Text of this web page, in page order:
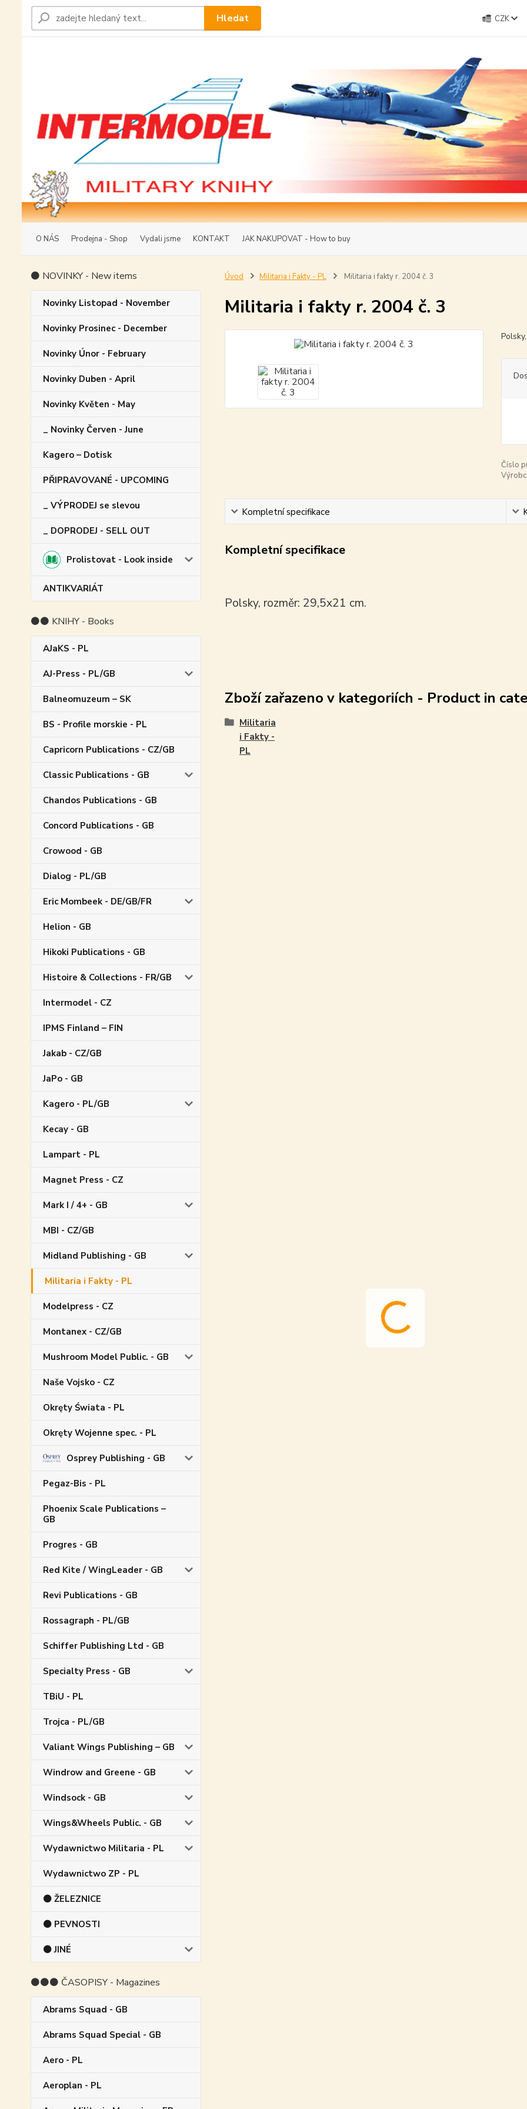
O NÁS Prodejna - Shop Vydali jsme KONTAKT JAK NAKUPOVAT - How to buy
CZK
Hledat
⚫ NOVINKY - New items
Novinky Listopad - November
Novinky Prosinec - December
Novinky Únor - February
Novinky Duben - April
Novinky Květen - May
_ Novinky Červen - June
Kagero – Dotisk
PŘIPRAVOVANÉ - UPCOMING
_ VÝPRODEJ se slevou
_ DOPRODEJ - SELL OUT
Prolistovat - Look inside
ANTIKVARIÁT
⚫⚫ KNIHY - Books
AJaKS - PL
AJ-Press - PL/GB
Balneomuzeum – SK
BS - Profile morskie - PL
Capricorn Publications - CZ/GB
Classic Publications - GB
Chandos Publications - GB
Concord Publications - GB
Crowood - GB
Dialog - PL/GB
Eric Mombeek - DE/GB/FR
Helion - GB
Hikoki Publications - GB
Histoire & Collections - FR/GB
Intermodel - CZ
IPMS Finland – FIN
Jakab - CZ/GB
JaPo - GB
Kagero - PL/GB
Kecay - GB
Lampart - PL
Magnet Press - CZ
Mark I / 4+ - GB
MBI - CZ/GB
Midland Publishing - GB
Militaria i Fakty - PL
Modelpress - CZ
Montanex - CZ/GB
Mushroom Model Public. - GB
Naše Vojsko - CZ
Okręty Świata - PL
Okręty Wojenne spec. - PL
Osprey Publishing - GB
Pegaz-Bis - PL
Phoenix Scale Publications –
GB
Progres - GB
Red Kite / WingLeader - GB
Revi Publications - GB
Rossagraph - PL/GB
Schiffer Publishing Ltd - GB
Specialty Press - GB
TBiU - PL
Trojca - PL/GB
Valiant Wings Publishing – GB
Windrow and Greene - GB
Windsock - GB
Wings&Wheels Public. - GB
Wydawnictwo Militaria - PL
Wydawnictwo ZP - PL
⚫ ŽELEZNICE
⚫ PEVNOSTI
⚫ JINÉ
⚫⚫⚫ ČASOPISY - Magazines
Abrams Squad - GB
Abrams Squad Special - GB
Aero - PL
Aeroplan - PL
Úvod Militaria i Fakty - PL Militaria i fakty r. 2004 č. 3
Militaria i fakty r. 2004 č. 3
Číslo
Kompletní specifikace
Kompletní specifikace
Polsky, rozměr: 29,5x21 cm.
Zboží zařazeno v kategoriích - Product in
Militaria
i Fakty -
PL